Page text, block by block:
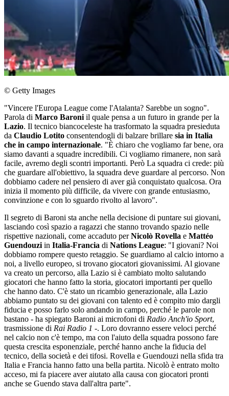
© Getty Images
"Vincere l'Europa League come l'Atalanta? Sarebbe un sogno".
Parola di Marco Baroni il quale pensa a un futuro in grande per la
Lazio. Il tecnico biancoceleste ha trasformato la squadra presieduta
da Claudio Lotito consentendogli di balzare brillare sia in Italia
che in campo internazionale. "È chiaro che vogliamo far bene, ora
siamo davanti a squadre incredibili. Ci vogliamo rimanere, non sarà
facile, avremo degli scontri importanti. Però La squadra ci crede: più
che guardare all'obiettivo, la squadra deve guardare al percorso. Non
dobbiamo cadere nel pensiero di aver già conquistato qualcosa. Ora
inizia il momento più difficile, da vivere con grande entusiasmo,
convinzione e con lo sguardo rivolto al lavoro".
Il segreto di Baroni sta anche nella decisione di puntare sui giovani,
lasciando così spazio a ragazzi che stanno trovando spazio nelle
rispettive nazionali, come accaduto perNicolò Rovella e Mattéo
Guendouzi in Italia-Francia di Nations League: "I giovani? Noi
dobbiamo rompere questo retaggio. Se guardiamo al calcio intorno a
noi, a livello europeo, si trovano giocatori giovanissimi. Al giovane
va creato un percorso, alla Lazio si è cambiato molto salutando
giocatori che hanno fatto la storia, giocatori importanti per quello
che hanno dato. C'è stato un ricambio generazionale, alla Lazio
abbiamo puntato su dei giovani con talento ed è compito mio dargli
fiducia e posso farlo solo andando in campo, perché le parole non
bastano - ha spiegato Baroni ai microfoni di Radio Anch'io Sport,
trasmissione di Rai Radio 1 -. Loro dovranno essere veloci perché
nel calcio non c'è tempo, ma con l'aiuto della squadra possono fare
questa crescita esponenziale, perché hanno anche la fiducia del
tecnico, della società e dei tifosi. Rovella e Guendouzi nella sfida tra
Italia e Francia hanno fatto una bella partita. Nicolò è entrato molto
acceso, mi fa piacere aver aiutato alla causa con giocatori pronti
anche se Guendo stava dall'altra parte".